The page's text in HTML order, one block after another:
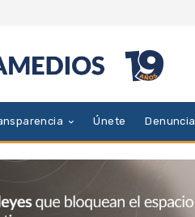
Únete Denuncia